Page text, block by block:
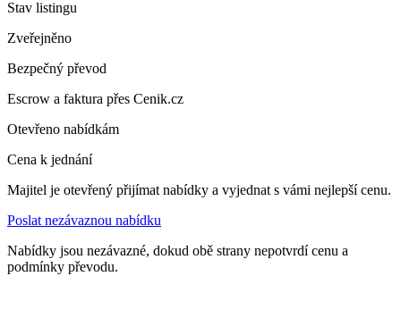
Stav listingu
Zveřejněno
Bezpečný převod
Escrow a faktura přes Cenik.cz
Otevřeno nabídkám
Cena k jednání
Majitel je otevřený přijímat nabídky a vyjednat s vámi nejlepší cenu.
Poslat nezávaznou nabídku
Nabídky jsou nezávazné, dokud obě strany nepotvrdí cenu a
podmínky převodu.